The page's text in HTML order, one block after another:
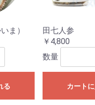
ま）
る
田七人参
￥4,800
数量
カート